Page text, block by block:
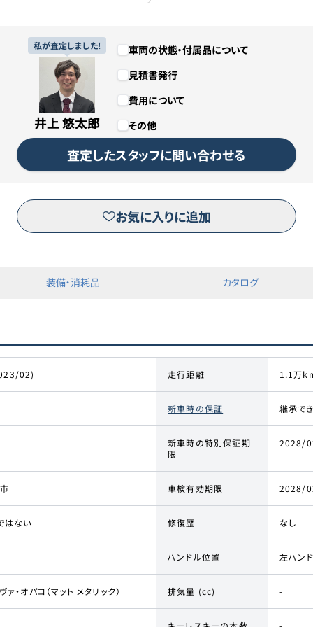
私が査定しました!
井上 悠太郎
車両の状態・付属品について
見積書発行
費用について
その他
査定したスタッフに問い合わせる
お気に入りに追加
装備・消耗品 カタログ
02) 走行距離 1.1万
新車時の保証 継承で
新車時の特別保証期
限
2028/
車検有効期限 2028/
はない 修復歴 なし
ハンドル位置 左ハン
ァ・オパコ（マット メタリック） 排気量 (cc) -